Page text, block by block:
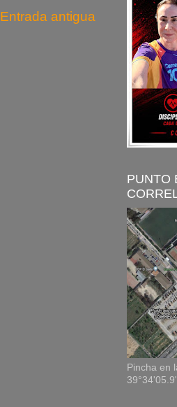
Entrada antigua
PUNTO
Pincha en